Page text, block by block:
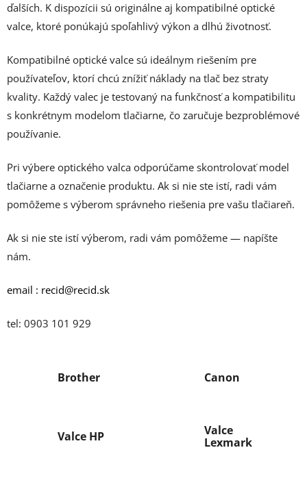
ďalších. K dispozícii sú originálne aj kompatibilné optické
valce, ktoré ponúkajú spoľahlivý výkon a dlhú životnosť.
Kompatibilné optické valce sú ideálnym riešením pre
používateľov, ktorí chcú znížiť náklady na tlač bez straty
kvality. Každý valec je testovaný na funkčnosť a kompatibilitu
s konkrétnym modelom tlačiarne, čo zaručuje bezproblémové
používanie.
Pri výbere optického valca odporúčame skontrolovať model
tlačiarne a označenie produktu. Ak si nie ste istí, radi vám
pomôžeme s výberom správneho riešenia pre vašu tlačiareň.
Ak si nie ste istí výberom, radi vám pomôžeme — napíšte
nám.
email : recid@recid.sk
tel: 0903 101 929
Brother Canon
Valce HP
Valce
Lexmark